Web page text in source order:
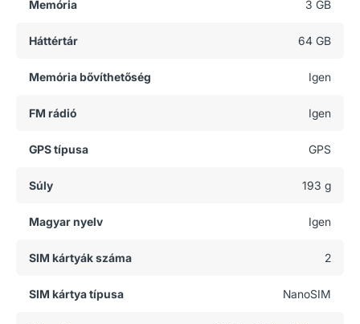
Memória 3 GB
Háttértár 64 GB
Memória bővíthetőség Igen
FM rádió Igen
GPS típusa GPS
Súly 193 g
Magyar nyelv Igen
SIM kártyák száma 2
SIM kártya típusa NanoSIM